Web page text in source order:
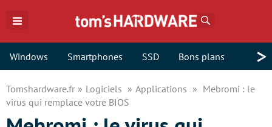
Windows Smartphones SSD Bons plans >
Tomshardware.fr Logiciels Applications
Mebromi : le
virus qui remplace votre BIOS